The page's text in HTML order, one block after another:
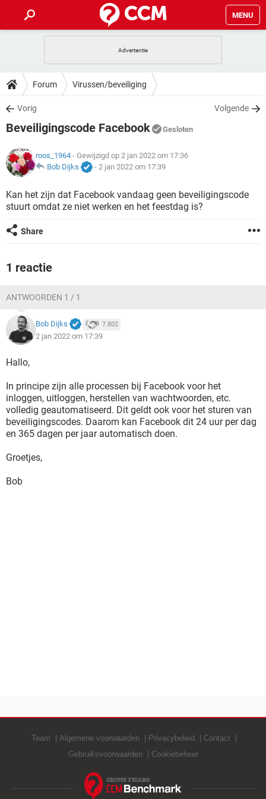
MENU
INSTAGRAM WINDOWS 10
NETFLIX
GRATIS SNAPCHAT
TIKTOK
HOW-TO
VIDEOBELLEN GAMES
GRATIS SNAPCHAT
TIKTOK
DOWNLOADS
VIDEOBELLEN GAMES
INSTAGRAM
NETFLIX CORONAVIRUS
GRATIS
TIKTOK
VIDEOBELLEN GAMES
INSTAGRAM
NETFLIX CORONAVIRUS
ARTIKELEN
VIDEOBELLEN
INSTAGRAM WINDOWS 10
NETFLIX
TIKTOK
Forum Virussen/beveiliging
Vorig Volgende
Beveiligingscode Facebook Gesloten
roos_1964 - Gewijzigd op 2 jan 2022 om 17:36
Bob Dijks
- 2 jan 2022 om 17:39
Kan het zijn dat Facebook vandaag geen beveiligingscode
stuurt omdat ze niet werken en het feestdag is?
Share
1 reactie
ANTWOORDEN 1 / 1
Bob Dijks 7.802
2 jan 2022 om 17:39
Hallo,
In principe zijn alle processen bij Facebook voor het
inloggen, uitloggen, herstellen van wachtwoorden, etc.
volledig geautomatiseerd. Dit geldt ook voor het sturen van
beveiligingscodes. Daarom kan Facebook dit 24 uur per dag
en 365 dagen per jaar automatisch doen.
Groetjes,
Bob
Team Algemene voorwaarden Privacybeleid
Contact
Gebruiksvoorwaarden
Cookiebeheer